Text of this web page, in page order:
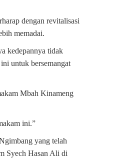
dengan revitalisasi
memadai.
kedepannya tidak
untuk bersemangat
Mbah Kinameng
ini.”
yang telah
Syech Hasan Ali di